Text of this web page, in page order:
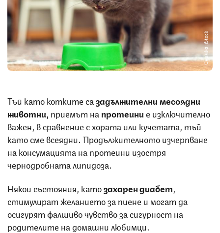
Снимка: iStock
Тъй като котките сазадължителни месоядни
животни , приемът на протеиние изключително
важен, в сравнение с хората или кучетата, тъй
като сме всеядни. Продължителното изчерпване
на консумацията на протеини изостря
чернодробната липидоза.
Някои състояния, катозахарен диабет
стимулират желанието за пиене и могат да
осигурят фалшиво чувство за сигурност на
родителите на домашни любимци.